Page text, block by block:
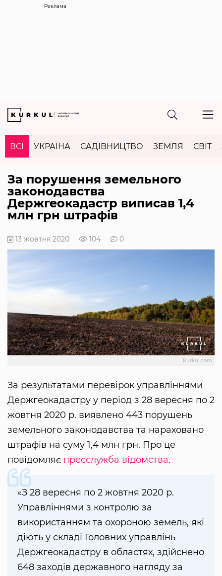
Реклама
ВСІ УКРАЇНА САДІВНИЦТВО ЗЕМЛЯ СВІТ
За порушення земельного
законодавства
Держгеокадастр виписав 1,4
млн грн штрафів
13 жовтня 2020 104 0
Kurkul.com
За результатами перевірок управліннями
Держгеокадастру у період з 28 вересня по 2
жовтня 2020 р. виявлено 443 порушень
земельного законодавства та нараховано
штрафів на суму 1,4 млн грн. Про це
повідомляє пресслужба відомства.
«З 28 вересня по 2 жовтня 2020 р.
Управліннями з контролю за
використанням та охороною земель, які
діють у складі Головних управлінь
Держгеокадастру в областях, здійснено
648 заходів державного нагляду за